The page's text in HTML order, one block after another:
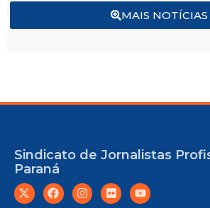
MAIS NOTÍCIAS
Sindicato de Jornalistas
Paraná